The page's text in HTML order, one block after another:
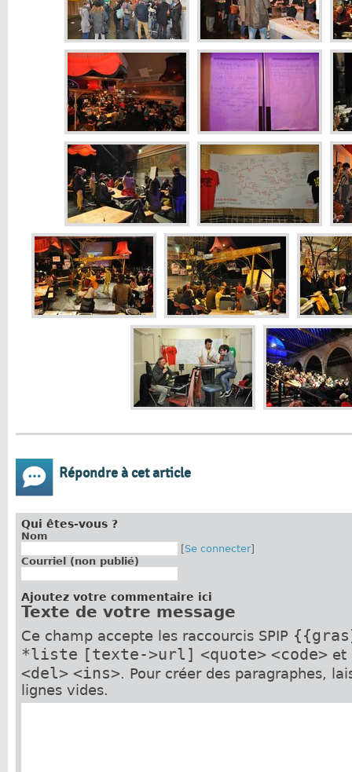
Répondre à cet article
Qui êtes-vous ?
Nom
[Se connecter]
Courriel (non publié)
Ajoutez votre commentaire ici
Texte de votre message
Ce champ accepte les raccourcis SPIP
*liste [texte->url] <quote> <code>et
<del> <ins>. Pour créer des paragraphes,
lignes vides.